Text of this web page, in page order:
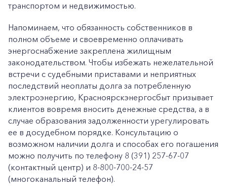
транспортом и недвижимостью.
Напоминаем, что обязанность собственников в
полном объеме и своевременно оплачивать
энергоснабжение закреплена жилищным
законодательством. Чтобы избежать нежелательной
встречи с судебными приставами и неприятных
последствий неоплаты долга за потребленную
электроэнергию, Красноярскэнергосбыт призывает
клиентов вовремя вносить денежные средства, а в
случае образования задолженности урегулировать
ее в досудебном порядке. Консультацию о
возможном наличии долга и способах его погашения
можно получить по телефону 8 (391) 257-67-07
(контактный центр) и 8-800-700-24-57
(многоканальный телефон).